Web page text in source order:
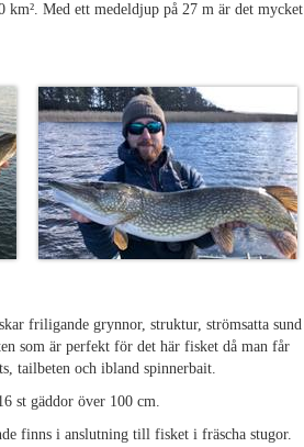
km². Med ett medeldjup på 27 m är det mycket
friligande grynnor, struktur, strömsatta sund
som är perfekt för det här fisket då man får
tailbeten och ibland spinnerbait.
st gäddor över 100 cm.
finns i anslutning till fisket i fräscha stugor.